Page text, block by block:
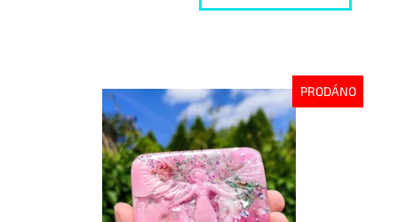
PRODÁNO
Dostupnost:
Vyprodáno
6717